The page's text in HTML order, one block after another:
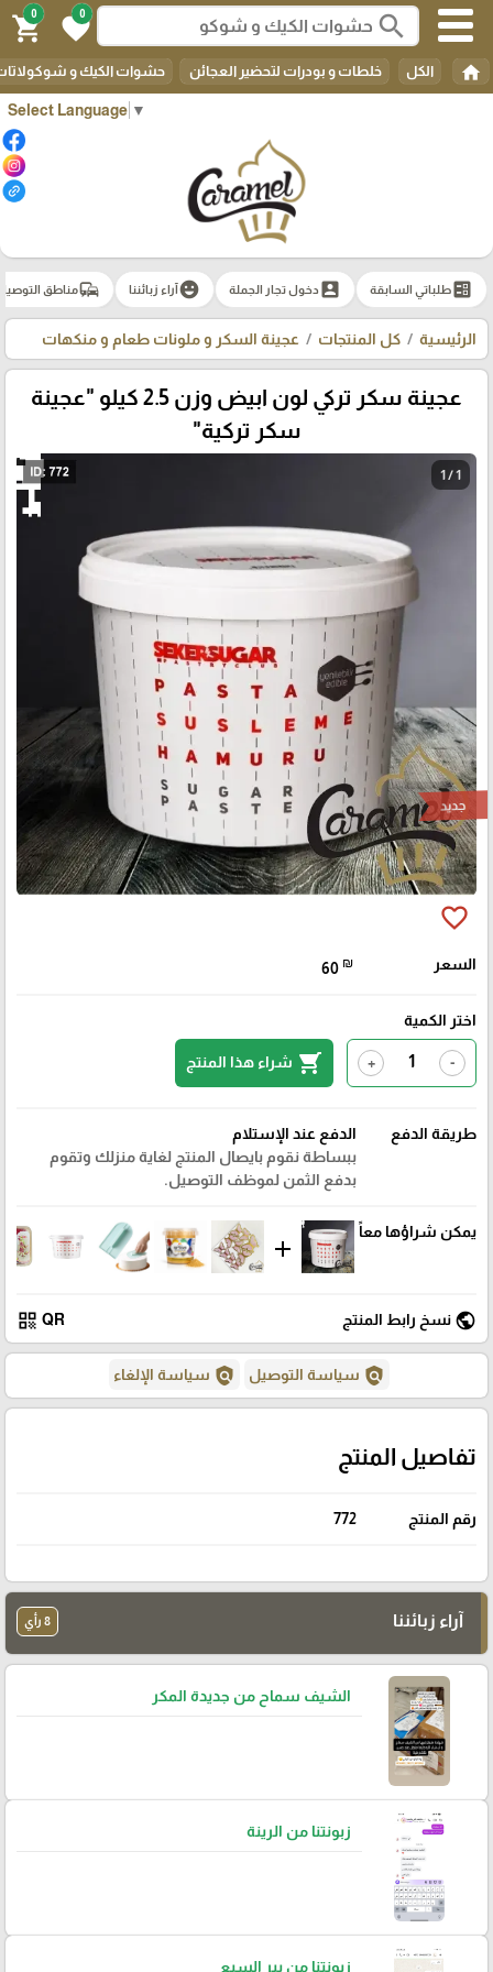
Select Language ▼
search
0
favorite
0
shopping_cart
home الكل خلطات و بودرات لتحضير العجائن حشوات الكيك و
ballotطلباتي السابقة account_box دخول تجار الجملة emoji_emotionsآراء زبائننا commuteمناطق
الرئيسية كل المنتجات عجينة السكر و ملونات طعام و منكهات
عجينة سكر تركي لون ابيض وزن 2.5 كيلو "عجينة
سكر تركية"
1 / 1
جديد
favorite_border
السعر 60 ₪
اختر الكمية
-
+
shopping_cart شراء هذا المنتج
طريقة الدفع
الدفع عند الإستلام
ببساطة نقوم بايصال المنتج لغاية منزلك وتقوم
بدفع الثمن لموظف التوصيل.
يمكن شراؤها معاً
add
public نسخ رابط المنتج QR
qr_code
policy سياسة التوصيل policy سياسة الإلغاء
تفاصيل المنتج
رقم المنتج 772
آراء زبائننا 8 رأي
الشيف سماح من جديدة المكر
زبونتنا من الرينة
زبونتنا من بير السبع